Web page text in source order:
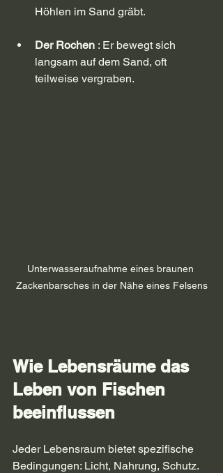
Höhlen im Sand gräbt.
Der Rochen : Er bewegt sich
langsam auf dem Sand, oft
teilweise vergraben.
Unterwasseraufnahme eines braunen
Zackenbarsches in der Nähe eines Felsens
Wie Lebensräume das
Leben von Fischen
beeinflussen
Jeder Lebensraum bietet spezifische
Bedingungen: Licht, Nahrung, Schutz.